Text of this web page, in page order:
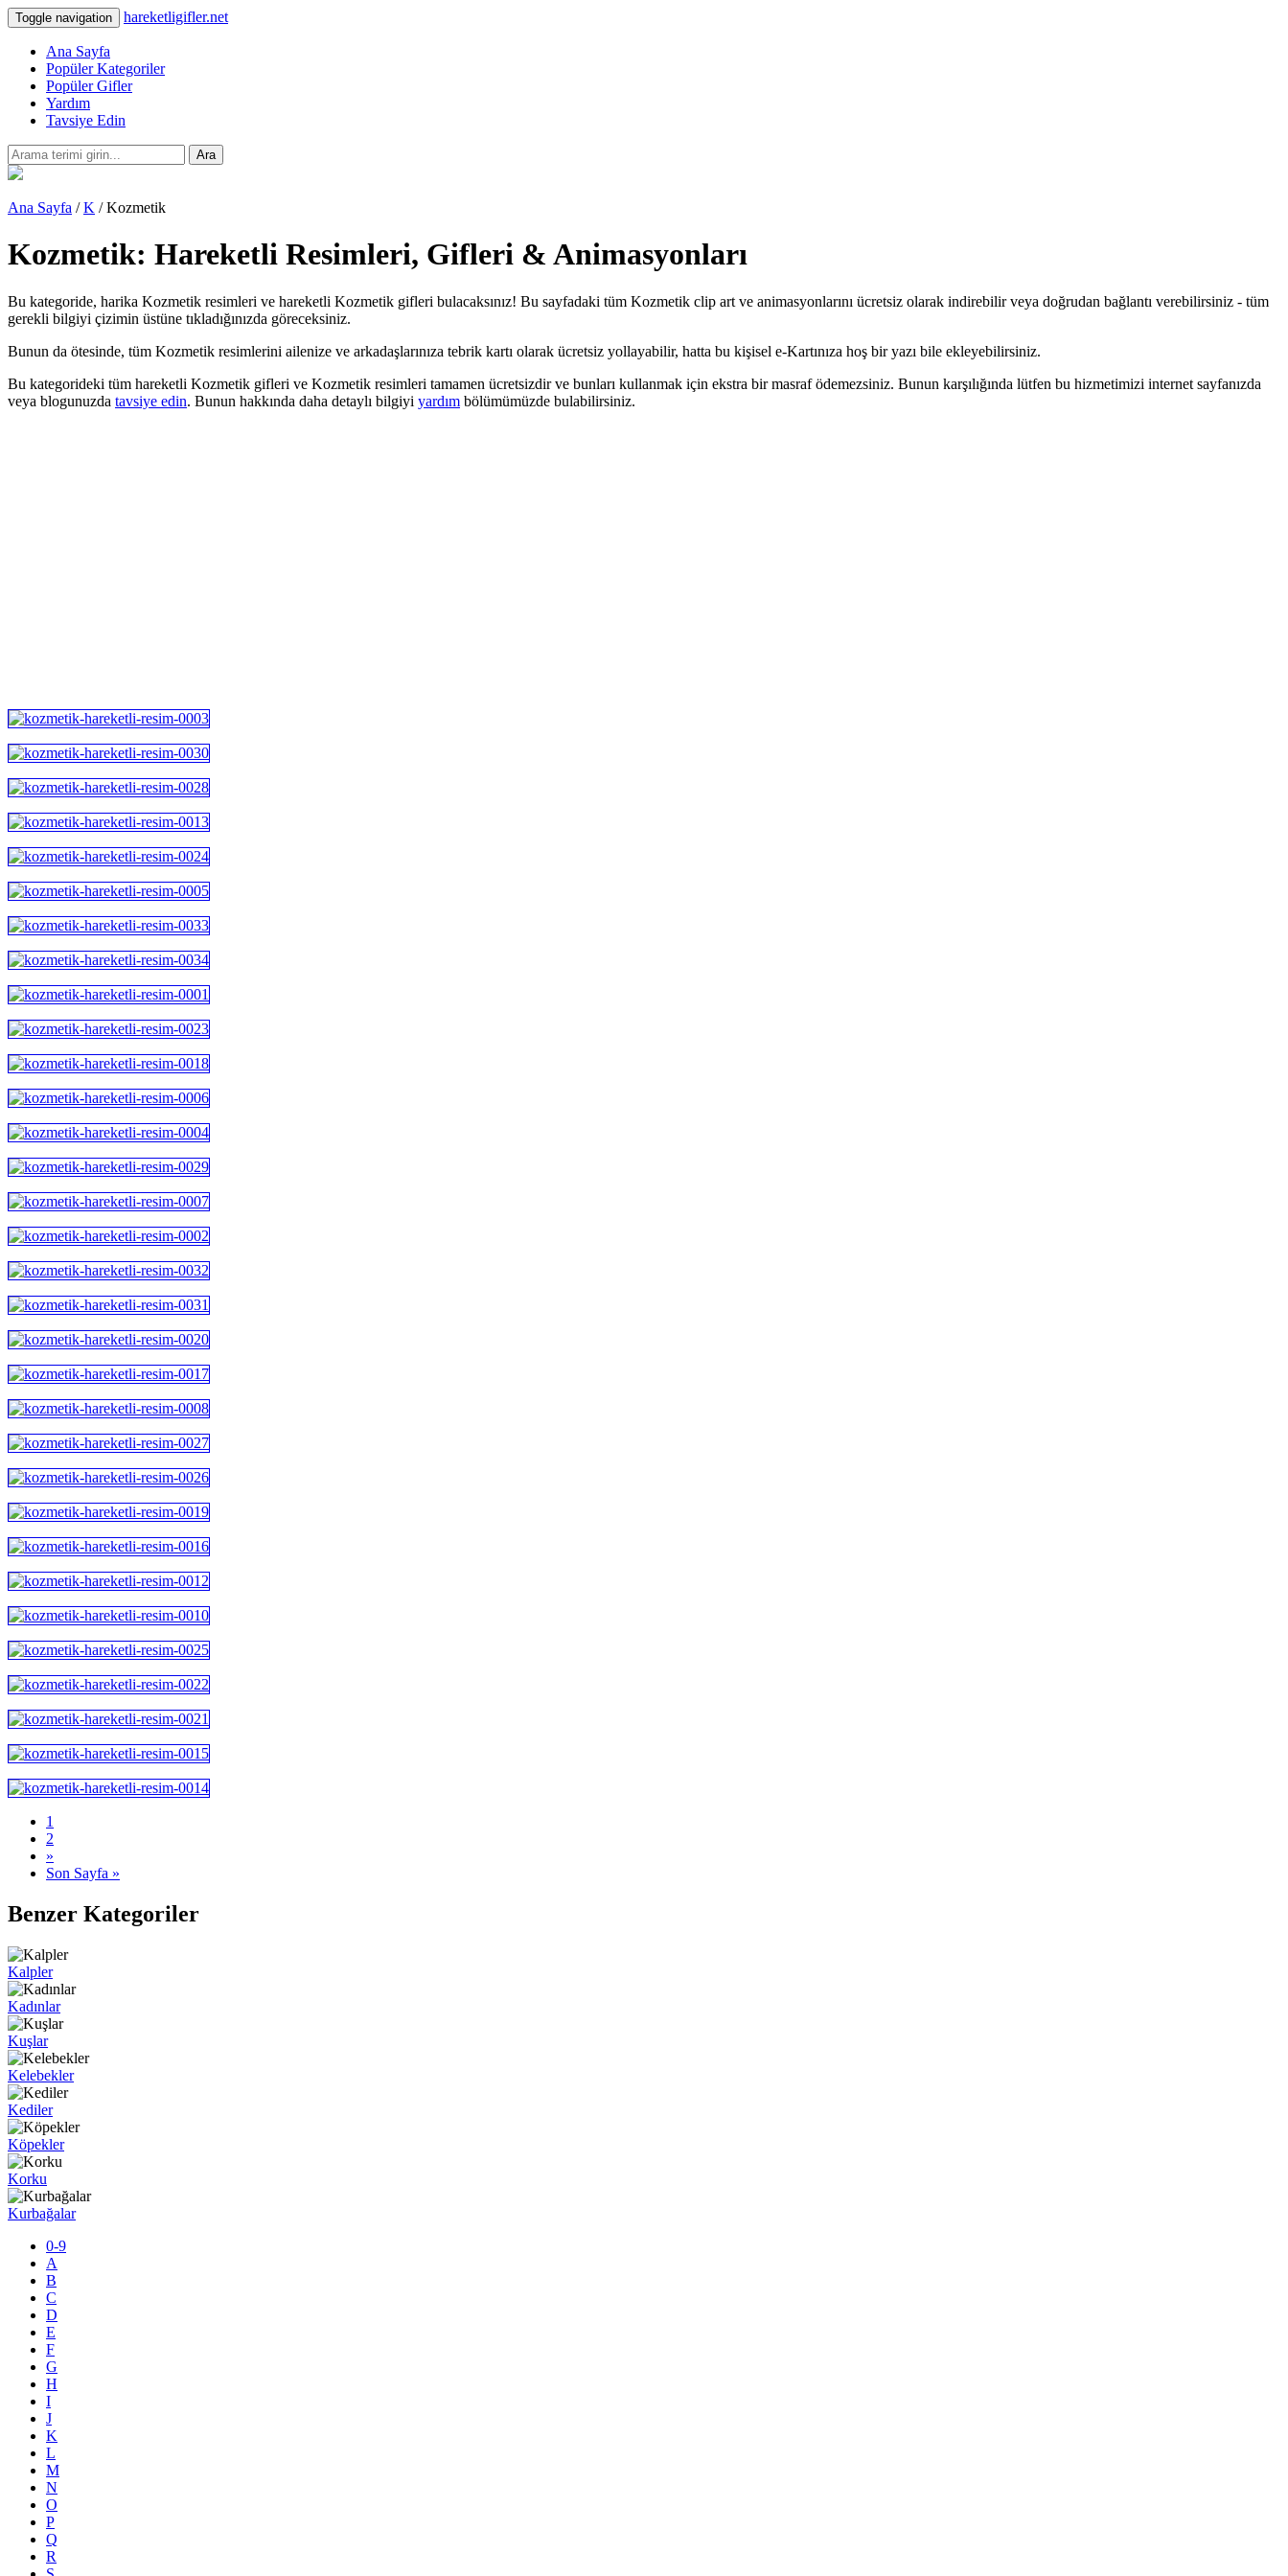
Toggle navigation hareketligifler.net
Ana Sayfa
Popüler Kategoriler
Popüler Gifler
Yardım
Tavsiye Edin
Ara
Ana Sayfa /K / Kozmetik
Kozmetik: Hareketli Resimleri, Gifleri & Animasyonları
Bu kategoride, harika Kozmetik resimleri ve hareketli Kozmetik gifleri bulacaksınız! Bu sayfadaki tüm Kozmetik clip art ve animasyonlarını ücretsiz olarak indirebilir veya doğrudan bağlantı verebilirsiniz - tüm
gerekli bilgiyi çizimin üstüne tıkladığınızda göreceksiniz.
Bunun da ötesinde, tüm Kozmetik resimlerini ailenize ve arkadaşlarınıza tebrik kartı olarak ücretsiz yollayabilir, hatta bu kişisel e-Kartınıza hoş bir yazı bile ekleyebilirsiniz.
Bu kategorideki tüm hareketli Kozmetik gifleri ve Kozmetik resimleri tamamen ücretsizdir ve bunları kullanmak için ekstra bir masraf ödemezsiniz. Bunun karşılığında lütfen bu hizmetimizi internet sayfanızda
veya blogunuzda tavsiye edin. Bunun hakkında daha detaylı bilgiyi yardım bölümümüzde bulabilirsiniz.
1
2
»
Son Sayfa »
Benzer Kategoriler
Kalpler
Kadınlar
Kuşlar
Kelebekler
Kediler
Köpekler
Korku
Kurbağalar
0-9
A
B
C
D
E
F
G
H
I
J
K
L
M
N
O
P
Q
R